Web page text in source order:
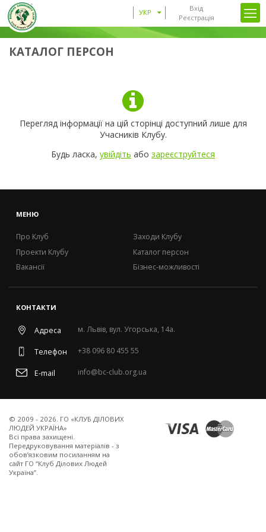
Вхід
Реєстрація
УКР
КАТАЛОГ ПЕРСОН
Перегляд інформації на цій сторінці доступний лише для
Учасників Клубу.
Будь ласка, увійдіть або зареєструйтеся
МЕНЮ
Про Клуб
Проекти Клубу
Вакансії
Заходи Клубу
Каталог персон
Бізнес-можливості
КОНТАКТИ
Адреса м. Львів, вул. Угорська, 14а.
Телефон +38 096 80 455 55
E-mail info@bc-club.org.ua
© 2009 - 2026. ГО «КЛУБ ДІЛОВИХ
ЛЮДЕЙ УКРАЇНА»
Всi права захищенi.
Передруковування матеріалів - з
обов’язковим посиланням на
сайт ГО “Клуб Ділових Людей
Україна”.